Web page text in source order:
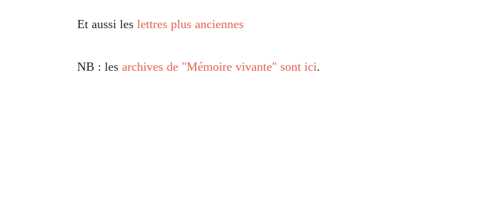
Et aussi les lettres plus anciennes
NB : les archives de "Mémoire vivante" sont ici.